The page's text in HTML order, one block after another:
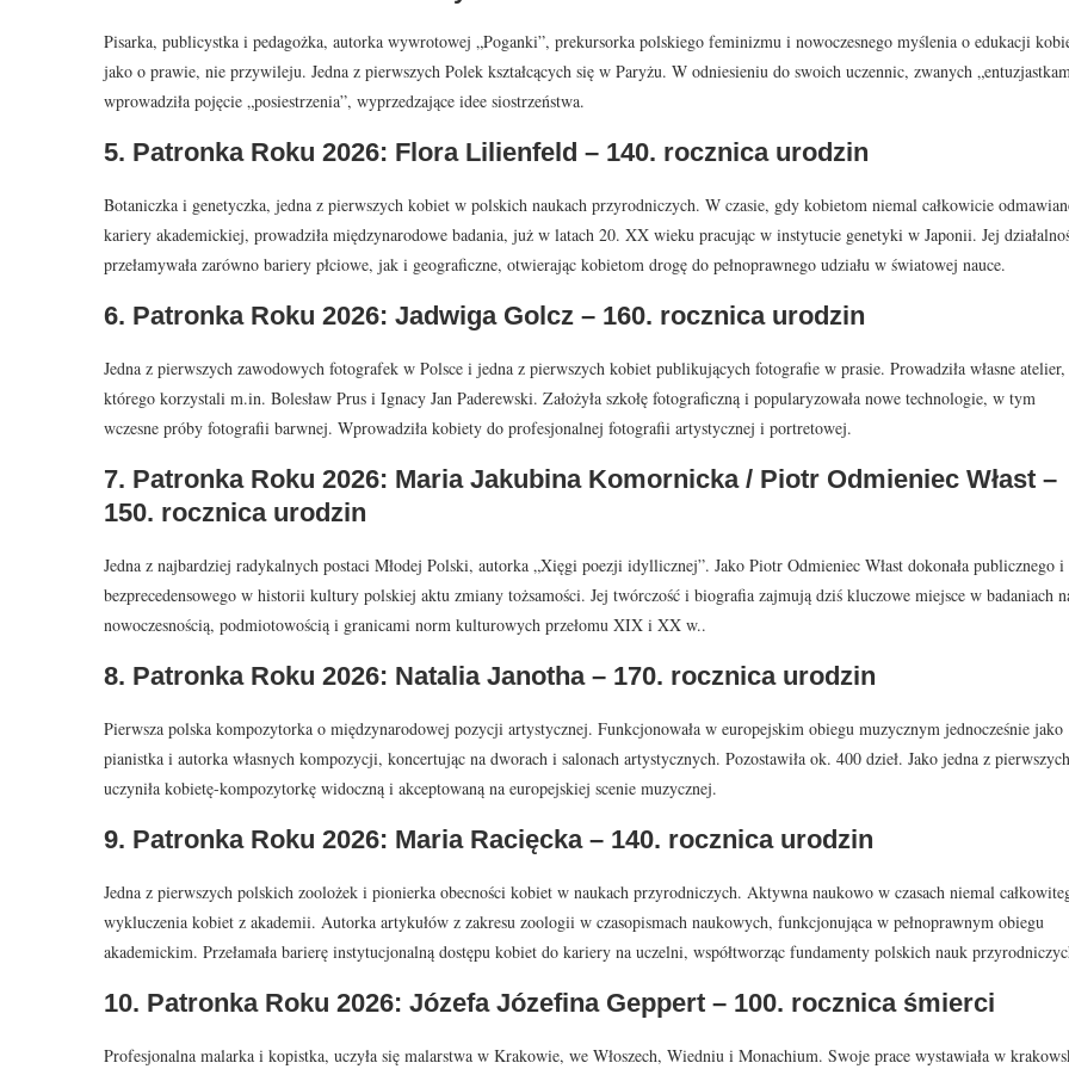
Pisarka, publicystka i pedagożka, autorka wywrotowej „Poganki”, prekursorka polskiego feminizmu i nowoczesnego myślenia o edukacji
jako o prawie, nie przywileju. Jedna z pierwszych Polek kształcących się w Paryżu. W odniesieniu do swoich uczennic, zwanych
wprowadziła pojęcie „posiestrzenia”, wyprzedzające idee siostrzeństwa.
5. Patronka Roku 2026: Flora Lilienfeld – 140. rocznica urodzin
Botaniczka i genetyczka, jedna z pierwszych kobiet w polskich naukach przyrodniczych. W czasie, gdy kobietom niemal całkowicie
kariery akademickiej, prowadziła międzynarodowe badania, już w latach 20. XX wieku pracując w instytucie genetyki w Japonii. Jej
przełamywała zarówno bariery płciowe, jak i geograficzne, otwierając kobietom drogę do pełnoprawnego udziału w światowej nauce.
6. Patronka Roku 2026: Jadwiga Golcz – 160. rocznica urodzin
Jedna z pierwszych zawodowych fotografek w Polsce i jedna z pierwszych kobiet publikujących fotografie w prasie. Prowadziła własne
którego korzystali m.in. Bolesław Prus i Ignacy Jan Paderewski. Założyła szkołę fotograficzną i popularyzowała nowe technologie, w tym
wczesne próby fotografii barwnej. Wprowadziła kobiety do profesjonalnej fotografii artystycznej i portretowej.
7. Patronka Roku 2026: Maria Jakubina Komornicka / Piotr Odmieniec Włast –
150. rocznica urodzin
Jedna z najbardziej radykalnych postaci Młodej Polski, autorka „Xięgi poezji idyllicznej”. Jako Piotr Odmieniec Włast dokonała publicznego i
bezprecedensowego w historii kultury polskiej aktu zmiany tożsamości. Jej twórczość i biografia zajmują dziś kluczowe miejsce w badaniach
nowoczesnością, podmiotowością i granicami norm kulturowych przełomu XIX i XX w..
8. Patronka Roku 2026: Natalia Janotha – 170. rocznica urodzin
Pierwsza polska kompozytorka o międzynarodowej pozycji artystycznej. Funkcjonowała w europejskim obiegu muzycznym jednocześnie jako
pianistka i autorka własnych kompozycji, koncertując na dworach i salonach artystycznych. Pozostawiła ok. 400 dzieł. Jako jedna z pierwszych
uczyniła kobietę-kompozytorkę widoczną i akceptowaną na europejskiej scenie muzycznej.
9. Patronka Roku 2026: Maria Racięcka – 140. rocznica urodzin
Jedna z pierwszych polskich zoolożek i pionierka obecności kobiet w naukach przyrodniczych. Aktywna naukowo w czasach niemal
wykluczenia kobiet z akademii. Autorka artykułów z zakresu zoologii w czasopismach naukowych, funkcjonująca w pełnoprawnym obiegu
akademickim. Przełamała barierę instytucjonalną dostępu kobiet do kariery na uczelni, współtworząc fundamenty polskich nauk
10. Patronka Roku 2026: Józefa Józefina Geppert – 100. rocznica śmierci
Profesjonalna malarka i kopistka, uczyła się malarstwa w Krakowie, we Włoszech, Wiedniu i Monachium. Swoje prace wystawiała w